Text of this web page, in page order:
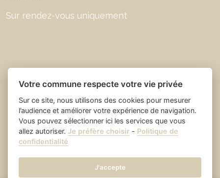
Sur rendez-vous uniquement
Place du village la solution web
et appli des collectivités
- Saint Laurent
Mentions légales-- Gestion des cookies
Votre commune respecte votre vie privée
Sur ce site, nous utilisons des cookies pour mesurer
l’audience et améliorer votre expérience de navigation.
Vous pouvez sélectionner ici les services que vous
allez autoriser.Je préfère choisir - Politique de
confidentialité
J'accepte